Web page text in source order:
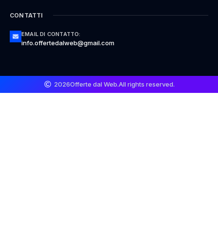
CONTATTI
EMAIL DI CONTATTO:
info.offertedalweb@gmail.com
2026Offerte dal Web.All rights reserved.